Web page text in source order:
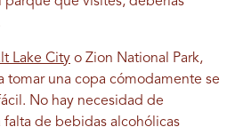
Lake City o Zion National Park,
tomar una copa cómodamente se
No hay necesidad de
de bebidas alcohólicas